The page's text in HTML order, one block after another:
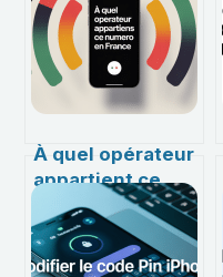
À quel opérateur
appartient ce
numéro en
France :
méthodes